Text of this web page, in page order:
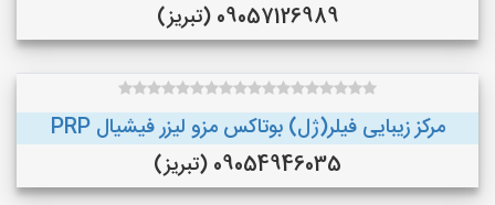
09057126989 (تبریز)
مرکز زیبایی فیلر(ژل) بوتاکس مزو لیزر فیشیال PRP
09054946035 (تبریز)